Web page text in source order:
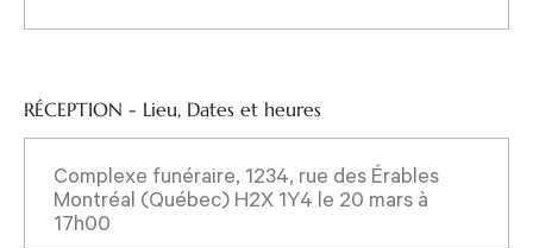
RÉCEPTION - Lieu, Dates et heures